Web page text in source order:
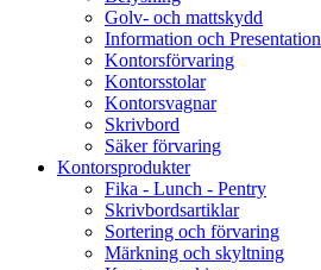
Golv- och mattskydd
Information och Presentation
Kontorsförvaring
Kontorsstolar
Kontorsvagnar
Skrivbord
Säker förvaring
Kontorsprodukter
Fika - Lunch - Pentry
Skrivbordsartiklar
Sortering och förvaring
Märkning och skyltning